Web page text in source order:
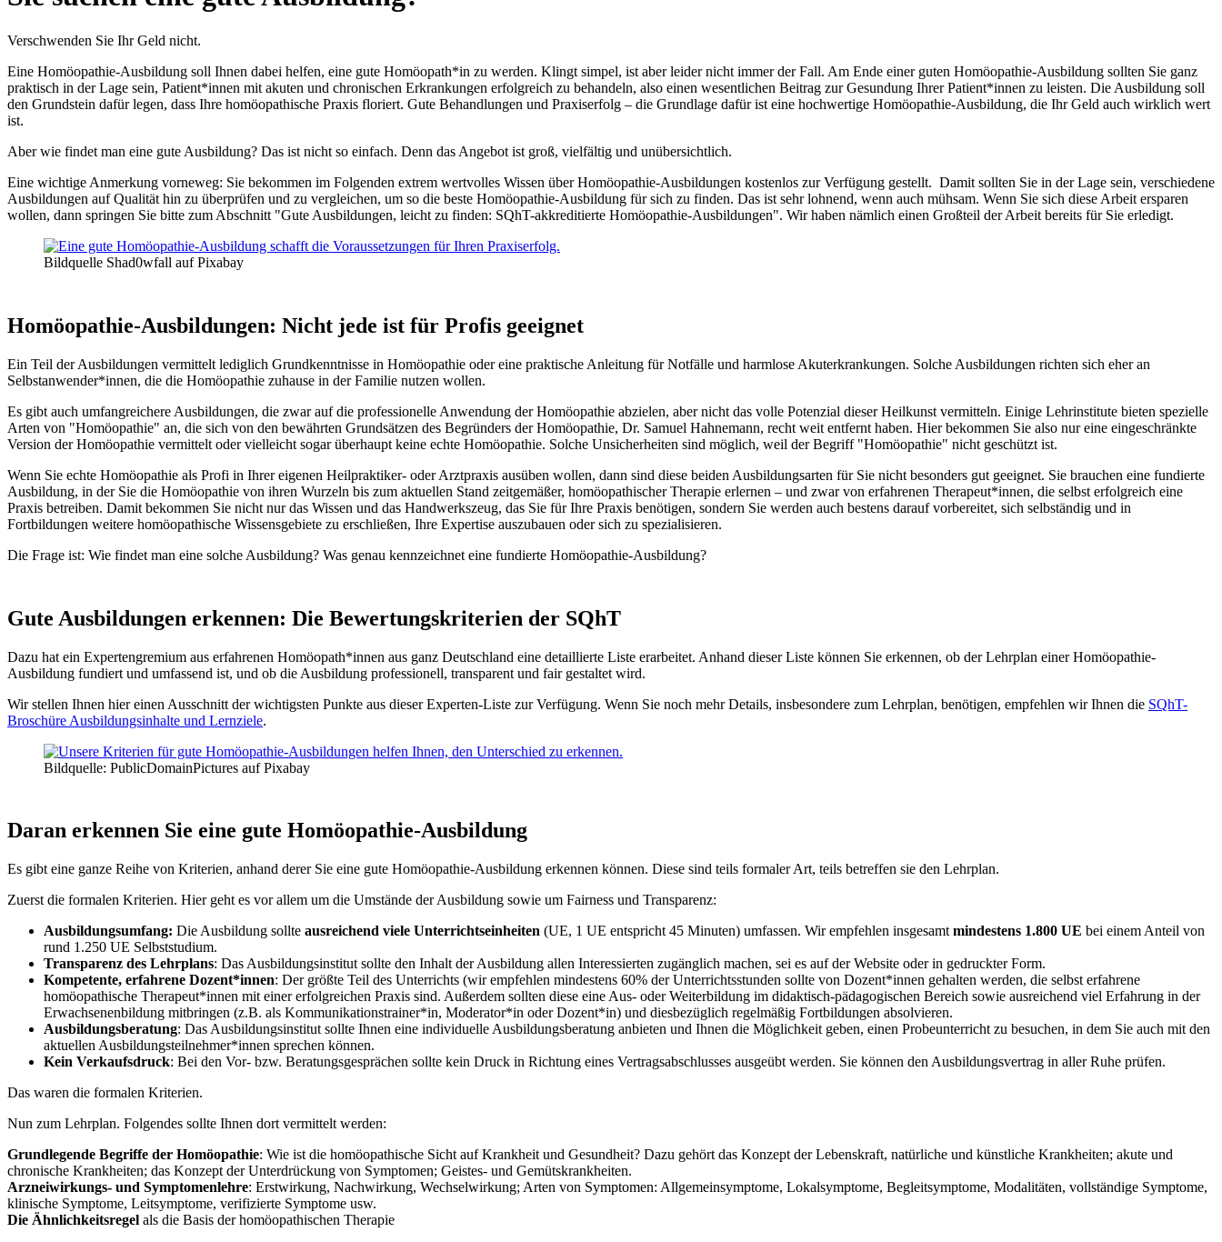
Verschwenden Sie Ihr Geld nicht.
Eine Homöopathie-Ausbildung soll Ihnen dabei helfen, eine gute Homöopath*in zu werden. Klingt simpel, ist aber leider nicht immer der Fall. Am Ende einer guten Homöopathie-Ausbildung sollten Sie ganz
praktisch in der Lage sein, Patient*innen mit akuten und chronischen Erkrankungen erfolgreich zu behandeln, also einen wesentlichen Beitrag zur Gesundung Ihrer Patient*innen zu leisten. Die Ausbildung soll
den Grundstein dafür legen, dass Ihre homöopathische Praxis floriert. Gute Behandlungen und Praxiserfolg – die Grundlage dafür ist eine hochwertige Homöopathie-Ausbildung, die Ihr Geld auch wirklich wert
ist.
Aber wie findet man eine gute Ausbildung? Das ist nicht so einfach. Denn das Angebot ist groß, vielfältig und unübersichtlich.
Eine wichtige Anmerkung vorneweg: Sie bekommen im Folgenden extrem wertvolles Wissen über Homöopathie-Ausbildungen kostenlos zur Verfügung gestellt. Damit sollten Sie in der Lage sein, verschiedene
Ausbildungen auf Qualität hin zu überprüfen und zu vergleichen, um so die beste Homöopathie-Ausbildung für sich zu finden. Das ist sehr lohnend, wenn auch mühsam. Wenn Sie sich diese Arbeit ersparen
wollen, dann springen Sie bitte zum Abschnitt "Gute Ausbildungen, leicht zu finden: SQhT-akkreditierte Homöopathie-Ausbildungen". Wir haben nämlich einen Großteil der Arbeit bereits für Sie erledigt.
Bildquelle Shad0wfall auf Pixabay
Homöopathie-Ausbildungen: Nicht jede ist für Profis geeignet
Ein Teil der Ausbildungen vermittelt lediglich Grundkenntnisse in Homöopathie oder eine praktische Anleitung für Notfälle und harmlose Akuterkrankungen. Solche Ausbildungen richten sich eher an
Selbstanwender*innen, die die Homöopathie zuhause in der Familie nutzen wollen.
Es gibt auch umfangreichere Ausbildungen, die zwar auf die professionelle Anwendung der Homöopathie abzielen, aber nicht das volle Potenzial dieser Heilkunst vermitteln. Einige Lehrinstitute bieten spezielle
Arten von "Homöopathie" an, die sich von den bewährten Grundsätzen des Begründers der Homöopathie, Dr. Samuel Hahnemann, recht weit entfernt haben. Hier bekommen Sie also nur eine eingeschränkte
Version der Homöopathie vermittelt oder vielleicht sogar überhaupt keine echte Homöopathie. Solche Unsicherheiten sind möglich, weil der Begriff "Homöopathie" nicht geschützt ist.
Wenn Sie echte Homöopathie als Profi in Ihrer eigenen Heilpraktiker- oder Arztpraxis ausüben wollen, dann sind diese beiden Ausbildungsarten für Sie nicht besonders gut geeignet. Sie brauchen eine fundierte
Ausbildung, in der Sie die Homöopathie von ihren Wurzeln bis zum aktuellen Stand zeitgemäßer, homöopathischer Therapie erlernen – und zwar von erfahrenen Therapeut*innen, die selbst erfolgreich eine
Praxis betreiben. Damit bekommen Sie nicht nur das Wissen und das Handwerkszeug, das Sie für Ihre Praxis benötigen, sondern Sie werden auch bestens darauf vorbereitet, sich selbständig und in
Fortbildungen weitere homöopathische Wissensgebiete zu erschließen, Ihre Expertise auszubauen oder sich zu spezialisieren.
Die Frage ist: Wie findet man eine solche Ausbildung? Was genau kennzeichnet eine fundierte Homöopathie-Ausbildung?
Gute Ausbildungen erkennen: Die Bewertungskriterien der SQhT
Dazu hat ein Expertengremium aus erfahrenen Homöopath*innen aus ganz Deutschland eine detaillierte Liste erarbeitet. Anhand dieser Liste können Sie erkennen, ob der Lehrplan einer Homöopathie-
Ausbildung fundiert und umfassend ist, und ob die Ausbildung professionell, transparent und fair gestaltet wird.
Wir stellen Ihnen hier einen Ausschnitt der wichtigsten Punkte aus dieser Experten-Liste zur Verfügung. Wenn Sie noch mehr Details, insbesondere zum Lehrplan, benötigen, empfehlen wir Ihnen die SQhT-
Broschüre Ausbildungsinhalte und Lernziele.
Bildquelle: PublicDomainPictures auf Pixabay
Daran erkennen Sie eine gute Homöopathie-Ausbildung
Es gibt eine ganze Reihe von Kriterien, anhand derer Sie eine gute Homöopathie-Ausbildung erkennen können. Diese sind teils formaler Art, teils betreffen sie den Lehrplan.
Zuerst die formalen Kriterien. Hier geht es vor allem um die Umstände der Ausbildung sowie um Fairness und Transparenz:
Ausbildungsumfang: Die Ausbildung sollte ausreichend viele Unterrichtseinheiten (UE, 1 UE entspricht 45 Minuten) umfassen. Wir empfehlen insgesamt mindestens 1.800 UE bei einem Anteil von
rund 1.250 UE Selbststudium.
Transparenz des Lehrplans: Das Ausbildungsinstitut sollte den Inhalt der Ausbildung allen Interessierten zugänglich machen, sei es auf der Website oder in gedruckter Form.
Kompetente, erfahrene Dozent*innen: Der größte Teil des Unterrichts (wir empfehlen mindestens 60% der Unterrichtsstunden sollte von Dozent*innen gehalten werden, die selbst erfahrene
homöopathische Therapeut*innen mit einer erfolgreichen Praxis sind. Außerdem sollten diese eine Aus- oder Weiterbildung im didaktisch-pädagogischen Bereich sowie ausreichend viel Erfahrung in der
Erwachsenenbildung mitbringen (z.B. als Kommunikationstrainer*in, Moderator*in oder Dozent*in) und diesbezüglich regelmäßig Fortbildungen absolvieren.
Ausbildungsberatung: Das Ausbildungsinstitut sollte Ihnen eine individuelle Ausbildungsberatung anbieten und Ihnen die Möglichkeit geben, einen Probeunterricht zu besuchen, in dem Sie auch mit den
aktuellen Ausbildungsteilnehmer*innen sprechen können.
Kein Verkaufsdruck: Bei den Vor- bzw. Beratungsgesprächen sollte kein Druck in Richtung eines Vertragsabschlusses ausgeübt werden. Sie können den Ausbildungsvertrag in aller Ruhe prüfen.
Das waren die formalen Kriterien.
Nun zum Lehrplan. Folgendes sollte Ihnen dort vermittelt werden:
Grundlegende Begriffe der Homöopathie: Wie ist die homöopathische Sicht auf Krankheit und Gesundheit? Dazu gehört das Konzept der Lebenskraft, natürliche und künstliche Krankheiten; akute und
chronische Krankheiten; das Konzept der Unterdrückung von Symptomen; Geistes- und Gemütskrankheiten.
Arzneiwirkungs- und Symptomenlehre: Erstwirkung, Nachwirkung, Wechselwirkung; Arten von Symptomen: Allgemeinsymptome, Lokalsymptome, Begleitsymptome, Modalitäten, vollständige Symptome,
klinische Symptome, Leitsymptome, verifizierte Symptome usw.
Die Ähnlichkeitsregel als die Basis der homöopathischen Therapie